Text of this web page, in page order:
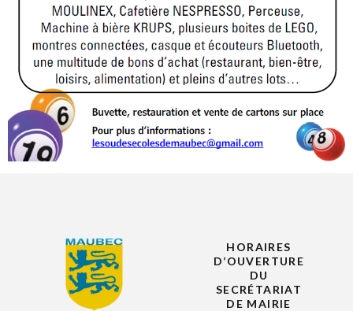
HORAIRES
D’OUVERTURE
DU
SECRÉTARIAT
DE MAIRIE